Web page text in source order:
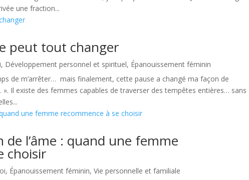
une fraction...
peut tout changer
, Développement personnel et spirituel, Épanouissement féminin
de m’arrêter… mais finalement, cette pause a changé ma façon de
». Il existe des femmes capables de traverser des tempêtes entières… sans
de l’âme : quand une femme
choisir
, Épanouissement féminin,Vie personnelle et familiale